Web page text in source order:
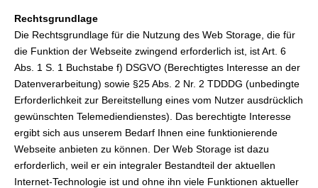
Rechtsgrundlage
Die Rechtsgrundlage für die Nutzung des Web Storage, die für
die Funktion der Webseite zwingend erforderlich ist, ist Art. 6
Abs. 1 S. 1 Buchstabe f) DSGVO (Berechtigtes Interesse an der
Datenverarbeitung) sowie §25 Abs. 2 Nr. 2 TDDDG (unbedingte
Erforderlichkeit zur Bereitstellung eines vom Nutzer ausdrücklich
gewünschten Telemediendienstes). Das berechtigte Interesse
ergibt sich aus unserem Bedarf Ihnen eine funktionierende
Webseite anbieten zu können. Der Web Storage ist dazu
erforderlich, weil er ein integraler Bestandteil der aktuellen
Internet-Technologie ist und ohne ihn viele Funktionen aktueller